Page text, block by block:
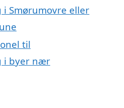
Smørumovre eller
til
i byer nær